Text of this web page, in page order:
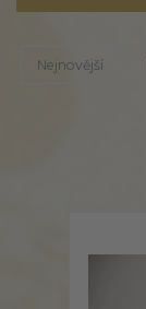
Nejnovější